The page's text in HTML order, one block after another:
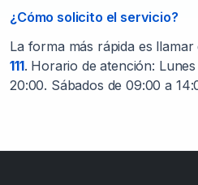
¿Cómo solicito el servicio?
La forma más rápida es
111. Horario de atención:
20:00. Sábados de 09:00 a